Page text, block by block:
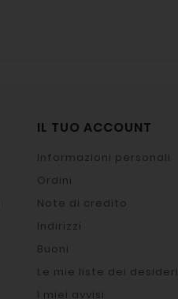
IL TUO ACCOUNT
Informazioni personali
Ordini
Note di credito
Indirizzi
Buoni
Le mie liste dei desideri
I miei avvisi